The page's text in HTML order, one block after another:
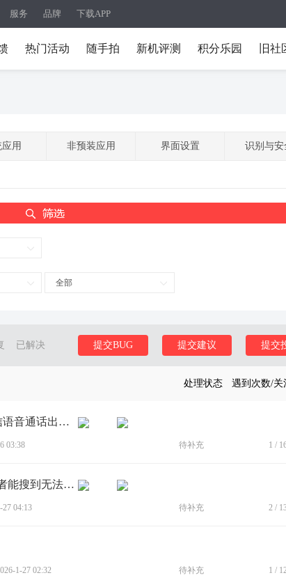
服务 品牌 下载APP
热门活动 随手拍 新机评测 积分乐园 旧社
用 非预装应用 界面设置 识别与安
全部
已解决 提交
提交建议
提交BUG
处理状态 遇到次数/关
[BUG]S30手机。连接小米手表微信语音通话出现bug，断开之后恢复正常。
03:38 待补充 1 /
[BUG]手机开热点，电脑搜不到或者能搜到无法连接
04:13 待补充 2 /
1-27 02:32 待补充 1 /